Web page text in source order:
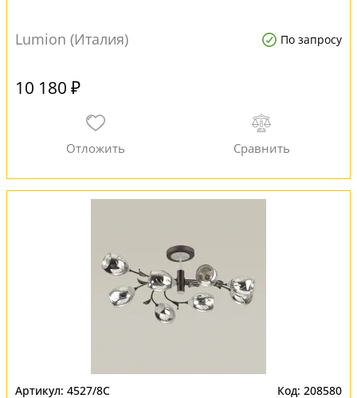
Lumion (Италия) По запросу
10 180 ₽
4527/8C 208580